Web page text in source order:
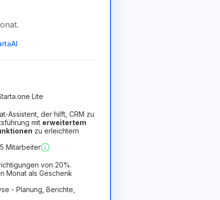
.
Lite
Assistent, der hilft, CRM zu
mit erweitertem
zu erleichtern
Mitarbeiter
von 20%.
Monat als Geschenk
- Planung, Berichte,